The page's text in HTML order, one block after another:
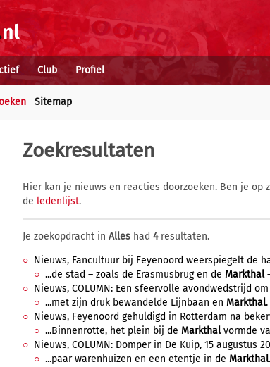
Club Profiel
Sitemap
Zoekresultaten
Hier kan je nieuws en reacties doorzoeken. Ben je
de ledenlijst.
Je zoekopdracht in Alles had 4resultaten.
Nieuws, Fancultuur bij Feyenoord weerspiegelt de
...de stad – zoals de Erasmusbrug en de Markthal
Nieuws, COLUMN: Een sfeervolle avondwedstrijd
...met zijn druk bewandelde Lijnbaan en Markthal
Nieuws, Feyenoord gehuldigd in Rotterdam na
...Binnenrotte, het plein bij de Markthalvormde
Nieuws, COLUMN: Domper in De Kuip, 15 augustus
...paar warenhuizen en een etentje in de Markthal